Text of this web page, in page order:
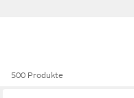
500 Produkte